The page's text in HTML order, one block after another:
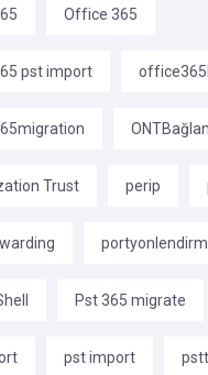
Office 365
pst import
Trust perip
Pst 365 migrate
pst import